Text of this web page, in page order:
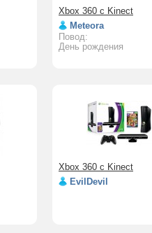
Xbox 360 c Kinect
Meteora
Повод:
День рождения
Xbox 360 c Kinect
EvilDevil